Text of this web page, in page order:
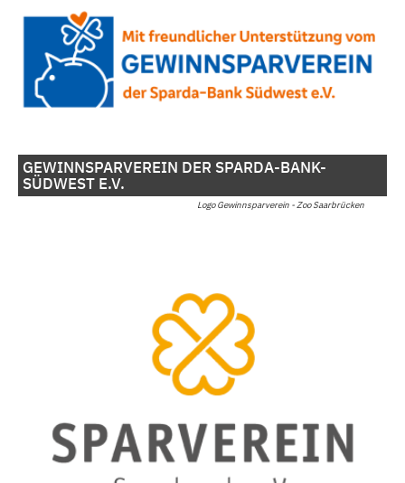
Logo Gewinnsparverein - Zoo Saarbrücken
GEWINNSPARVEREIN DER SPARDA-BANK-
SÜDWEST E.V.